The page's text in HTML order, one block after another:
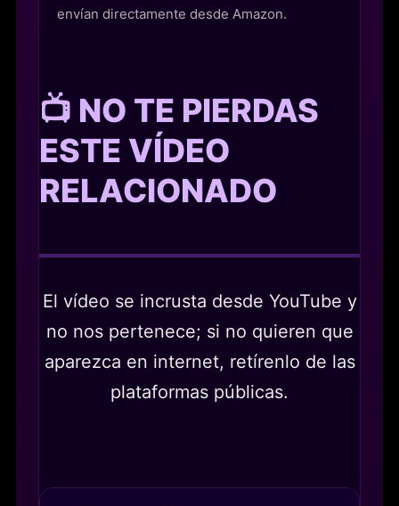
envían directamente desde Amazon.
📺 NO TE PIERDAS
ESTE VÍDEO
RELACIONADO
El vídeo se incrusta desde YouTube y
no nos pertenece; si no quieren que
aparezca en internet, retírenlo de las
plataformas públicas.